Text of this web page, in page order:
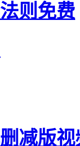
则免费
减版视